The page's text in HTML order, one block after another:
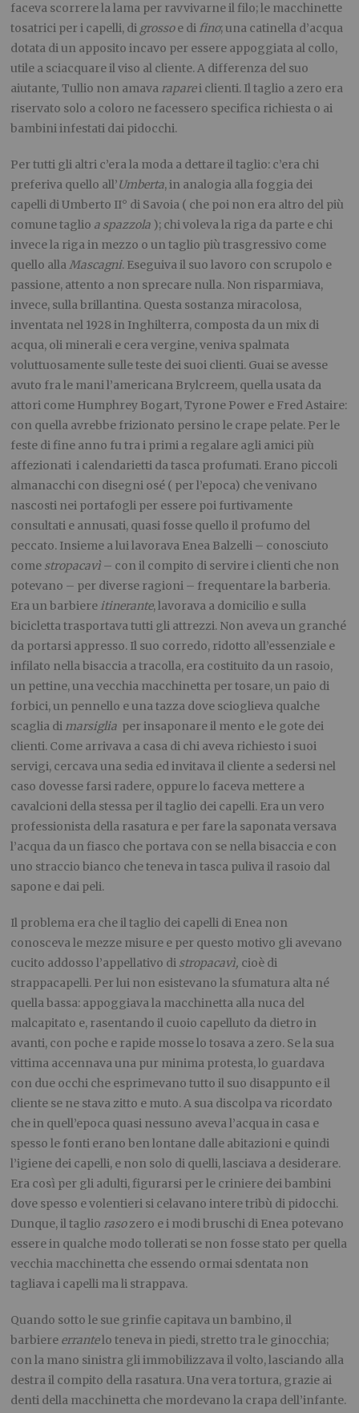
faceva scorrere la lama per ravvivarne il filo; le macchinette
tosatrici per i capelli, di grossoe di fino; una catinella d’acqua
dotata di un apposito incavo per essere appoggiata al collo,
utile a sciacquare il viso al cliente. A differenza del suo
aiutante,Tullio non amava raparei clienti. Il taglio a zero era
riservato solo a coloro ne facessero specifica richiesta o ai
bambini infestati dai pidocchi.
Per tutti gli altri c’era la moda a dettare il taglio: c’era chi
preferiva quello all’Umberta, in analogia alla foggia dei
capelli di Umberto II° di Savoia ( che poi non era altro del più
comune taglio a spazzola ); chi voleva la riga da parte e chi
invece la riga in mezzo o un taglio più trasgressivo come
quello allaMascagni. Eseguiva il suo lavoro con scrupolo e
passione, attento a non sprecare nulla. Non risparmiava,
invece, sulla brillantina. Questa sostanza miracolosa,
inventata nel 1928 in Inghilterra, composta da un mix di
acqua, oli minerali e cera vergine, veniva spalmata
voluttuosamente sulle teste dei suoi clienti. Guai se avesse
avuto fra le mani l’americana Brylcreem, quella usata da
attori come Humphrey Bogart, Tyrone Power e Fred Astaire:
con quella avrebbe frizionato persino le crape pelate. Per le
feste di fine anno fu tra i primi a regalare agli amici più
affezionati i calendarietti da tasca profumati. Erano piccoli
almanacchi con disegni osé ( per l’epoca) che venivano
nascosti nei portafogli per essere poi furtivamente
consultati e annusati, quasi fosse quello il profumo del
peccato. Insieme a lui lavorava Enea Balzelli – conosciuto
come stropacavì – con il compito di servire i clienti che non
potevano – per diverse ragioni – frequentare la barberia.
Era un barbiere itinerante, lavorava a domicilio e sulla
bicicletta trasportava tutti gli attrezzi. Non aveva un granché
da portarsi appresso. Il suo corredo, ridotto all’essenziale e
infilato nella bisaccia a tracolla, era costituito da un rasoio,
un pettine, una vecchia macchinetta per tosare, un paio di
forbici, un pennello e una tazza dove scioglieva qualche
scaglia di marsiglia per insaponare il mento e le gote dei
clienti. Come arrivava a casa di chi aveva richiesto i suoi
servigi, cercava una sedia ed invitava il cliente a sedersi nel
caso dovesse farsi radere, oppure lo faceva mettere a
cavalcioni della stessa per il taglio dei capelli. Era un vero
professionista della rasatura e per fare la saponata versava
l’acqua da un fiasco che portava con se nella bisaccia e con
uno straccio bianco che teneva in tasca puliva il rasoio dal
sapone e dai peli.
Il problema era che il taglio dei capelli di Enea non
conosceva le mezze misure e per questo motivo gli avevano
cucito addosso l’appellativo di stropacavì, cioè di
strappacapelli. Per lui non esistevano la sfumatura alta né
quella bassa: appoggiava la macchinetta alla nuca del
malcapitato e, rasentando il cuoio capelluto da dietro in
avanti, con poche e rapide mosse lo tosava a zero. Se la sua
vittima accennava una pur minima protesta, lo guardava
con due occhi che esprimevano tutto il suo disappunto e il
cliente se ne stava zitto e muto. A sua discolpa va ricordato
che in quell’epoca quasi nessuno aveva l’acqua in casa e
spesso le fonti erano ben lontane dalle abitazioni e quindi
l’igiene dei capelli, e non solo di quelli, lasciava a desiderare.
Era così per gli adulti, figurarsi per le criniere dei bambini
dove spesso e volentieri si celavano intere tribù di pidocchi.
Dunque, il taglio rasozero e i modi bruschi di Enea potevano
essere in qualche modo tollerati se non fosse stato per quella
vecchia macchinetta che essendo ormai sdentata non
tagliava i capelli ma li strappava.
Quando sotto le sue grinfie capitava un bambino, il
barbiere errantelo teneva in piedi, stretto tra le ginocchia;
con la mano sinistra gli immobilizzava il volto, lasciando alla
destra il compito della rasatura. Una vera tortura, grazie ai
denti della macchinetta che mordevano la crapa dell’infante.